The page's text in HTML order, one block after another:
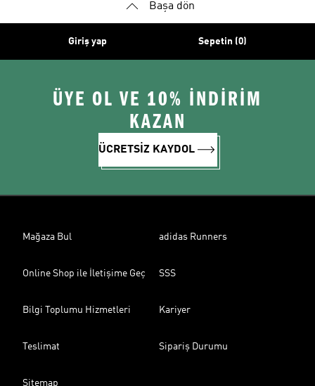
Başa dön
Giriş yap Sepetin (0)
ÜYE OL VE 10% İNDİRİM
KAZAN
ÜCRETSİZ KAYDOL
Mağaza Bul adidas Runners
Online Shop ile İletişime Geç SSS
Bilgi Toplumu Hizmetleri Kariyer
Teslimat Sipariş Durumu
Sitemap